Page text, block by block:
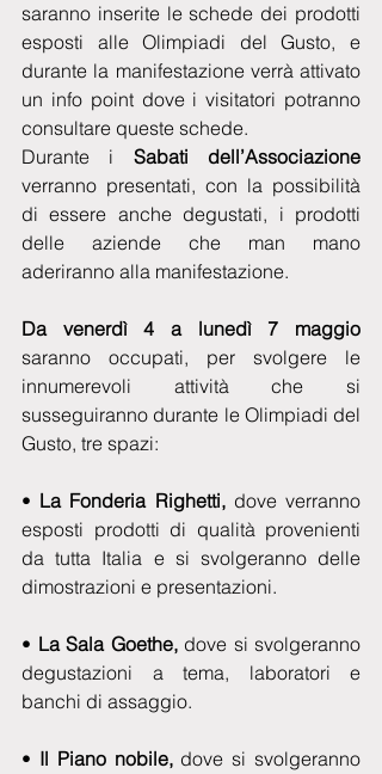
saranno inserite le schede dei prodotti
esposti alle Olimpiadi del Gusto, e
durante la manifestazione verrà attivato
un info point dove i visitatori potranno
consultare queste schede.
Durante i Sabati dell’Associazione
verranno presentati, con la possibilità
di essere anche degustati, i prodotti
delle aziende che man mano
aderiranno alla manifestazione.
Da venerdì 4 a lunedì 7 maggio
saranno occupati, per svolgere le
innumerevoli attività che si
susseguiranno durante le Olimpiadi del
Gusto, tre spazi:
• La Fonderia Righetti, dove verranno
esposti prodotti di qualità provenienti
da tutta Italia e si svolgeranno delle
dimostrazioni e presentazioni.
• La Sala Goethe, dove si svolgeranno
degustazioni a tema, laboratori e
banchi di assaggio.
• Il Piano nobile, dove si svolgeranno